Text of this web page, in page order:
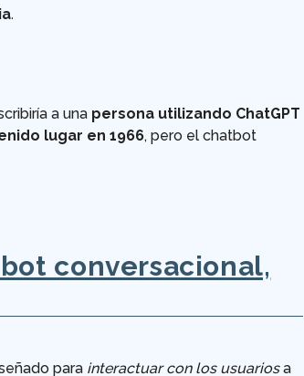
.
a una persona utilizando ChatGPT
lugar en 1966, pero el chatbot
conversacional,
para interactuar con los usuariosa